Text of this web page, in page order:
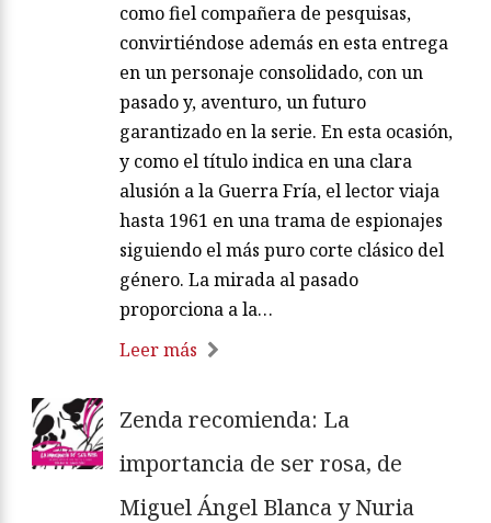
como fiel compañera de pesquisas,
convirtiéndose además en esta entrega
en un personaje consolidado, con un
pasado y, aventuro, un futuro
garantizado en la serie. En esta ocasión,
y como el título indica en una clara
alusión a la Guerra Fría, el lector viaja
hasta 1961 en una trama de espionajes
siguiendo el más puro corte clásico del
género. La mirada al pasado
proporciona a la…
Leer más
Zenda recomienda: La
importancia de ser rosa, de
Miguel Ángel Blanca y Nuria